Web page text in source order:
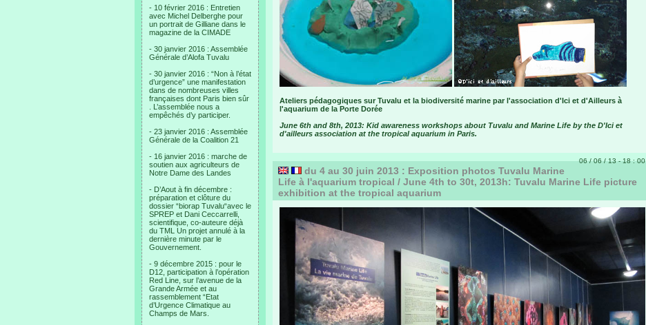
- 10 février 2016 : Entretien
avec Michel Delberghe pour
un portrait de Gilliane dans le
magazine de la CIMADE
- 30 janvier 2016 : Assemblée
Générale d’Alofa Tuvalu
- 30 janvier 2016 : “Non à l’état
d’urgence” une manifestation
dans de nombreuses villes
françaises dont Paris bien sûr
. L’assemblée nous a
empêchés d’y participer.
- 23 janvier 2016 : Assemblée
Générale de la Coalition 21
- 16 janvier 2016 : marche de
soutien aux agriculteurs de
Notre Dame des Landes
- D’Aout à fin décembre :
préparation et clôture du
dossier “biorap Tuvalu“avec le
SPREP et Dani Ceccarrelli,
scientifique, co-auteure déjà
du TML Un projet annulé à la
dernière minute par le
Gouvernement.
- 9 décembre 2015 : pour le
D12, participation à l’opération
Red Line, sur l’avenue de la
Grande Armée et au
rassemblement “Etat
d’Urgence Climatique au
Champs de Mars.
Ateliers pédagogiques sur Tuvalu et la biodiversité marine par l'association d'Ici et d'Ailleurs à
l'aquarium de la Porte Dorée
June 6th and 8th, 2013: Kid awareness workshops about Tuvalu and Marine Life by the D'Ici et
d'ailleurs association at the tropical aquarium in Paris.
06 / 06 / 13 - 18 : 00
du 4 au 30 juin 2013 : Exposition photos Tuvalu Marine
Life à l'aquarium tropical / June 4th to 30t, 2013h: Tuvalu Marine Life picture
exhibition at the tropical aquarium